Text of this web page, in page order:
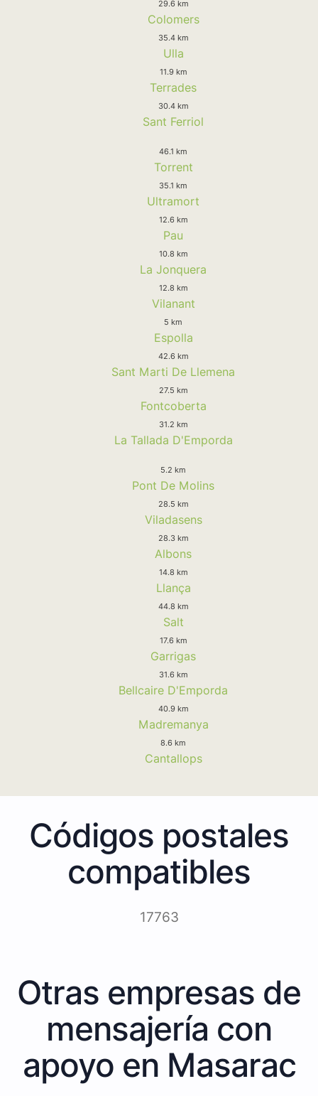
29.6 km
Colomers
35.4 km
Ulla
11.9 km
Terrades
30.4 km
Sant Ferriol
46.1 km
Torrent
35.1 km
Ultramort
12.6 km
Pau
10.8 km
La Jonquera
12.8 km
Vilanant
5 km
Espolla
42.6 km
Sant Marti De Llemena
27.5 km
Fontcoberta
31.2 km
La Tallada D'Emporda
5.2 km
Pont De Molins
28.5 km
Viladasens
28.3 km
Albons
14.8 km
Llança
44.8 km
Salt
17.6 km
Garrigas
31.6 km
Bellcaire D'Emporda
40.9 km
Madremanya
8.6 km
Cantallops
Códigos postales
compatibles
17763
Otras empresas de
mensajería con
apoyo en Masarac